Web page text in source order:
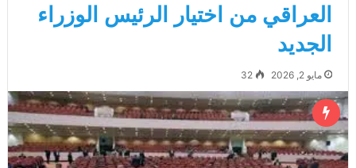
العراقي من اختيار الرئيس الوزراء
الجديد
مايو 2, 2026 32